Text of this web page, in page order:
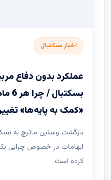
اخبار بسکتبال
عملکرد بدون دفاع
«کمک به پایه‌ها»
بازگشت وسلین ماتیچ به
ابهامات در خصوص چرایی
کرده است.